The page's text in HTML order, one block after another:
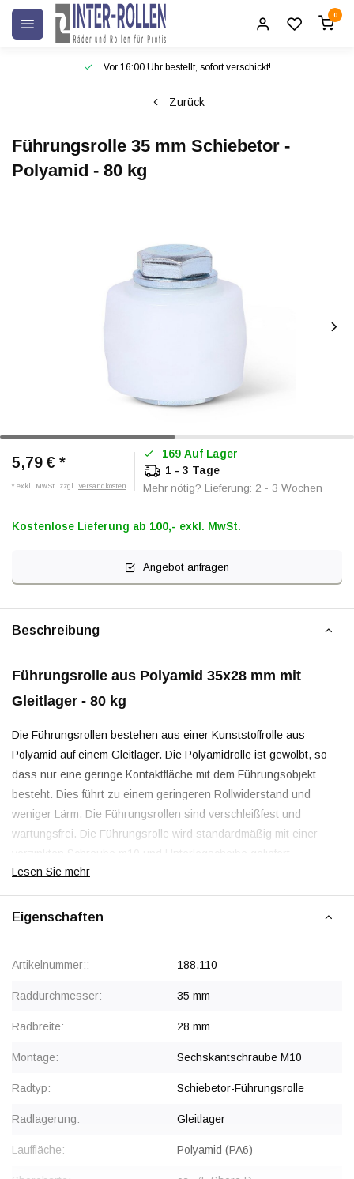
0
Vor 16:00 Uhr bestellt, sofort verschickt!
Zurück
Führungsrolle 35 mm Schiebetor -
Polyamid - 80 kg
5,79 € *
* exkl. MwSt. zzgl. Versandkosten
169 Auf Lager
1 - 3 Tage
Mehr nötig? Lieferung: 2 - 3 Wochen
Kostenlose Lieferung ab 100,- exkl. MwSt.
Angebot anfragen
Beschreibung
Führungsrolle aus Polyamid 35x28 mm mit
Gleitlager - 80 kg
Die Führungsrollen bestehen aus einer Kunststoffrolle aus
Polyamid auf einem Gleitlager. Die Polyamidrolle ist gewölbt, so
dass nur eine geringe Kontaktfläche mit dem Führungsobjekt
besteht. Dies führt zu einem geringeren Rollwiderstand und
weniger Lärm. Die Führungsrollen sind verschleißfest und
wartungsfrei. Die Führungsrolle wird standardmäßig mit einer
Schiebetürrollenwerden hauptsächlich für die lineare Führung
zwischen Türen oder Toren verwendet. An der Innenseite der
ermöglicht auch die Verwendung anderer Bolzen. Nicht zuletzt
uns für ein Angebot.
Lesen Sie mehr
Eigenschaften
Artikelnummer:: 188.110
Raddurchmesser: 35 mm
Radbreite: 28 mm
Montage: Sechskantschraube M10
Radtyp: Schiebetor-Führungsrolle
Radlagerung: Gleitlager
Lauffläche: Polyamid (PA6)